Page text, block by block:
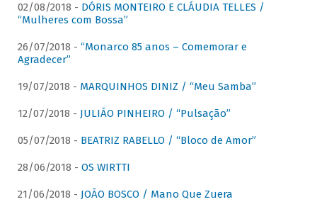
02/08/2018 - DÓRIS MONTEIRO E CLÁUDIA TELLES /
“Mulheres com Bossa”
26/07/2018 - “Monarco 85 anos – Comemorar e
Agradecer”
19/07/2018 - MARQUINHOS DINIZ / “Meu Samba”
12/07/2018 - JULIÃO PINHEIRO / “Pulsação”
05/07/2018 - BEATRIZ RABELLO / “Bloco de Amor”
28/06/2018 - OS WIRTTI
21/06/2018 - JOÃO BOSCO / Mano Que Zuera